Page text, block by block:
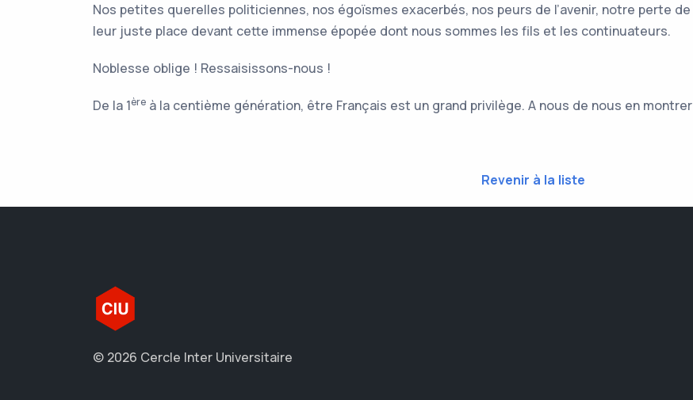
Nos petites querelles politiciennes, nos égoïsmes exacerbés, nos peurs de l’avenir, notre perte
leur juste place devant cette immense épopée dont nous sommes les fils et les continuateurs.
Noblesse oblige ! Ressaisissons-nous !
De la 1ère à la centième génération, être Français est un grand privilège. A nous de nous en
Revenir à la liste
© 2026 Cercle Inter Universitaire